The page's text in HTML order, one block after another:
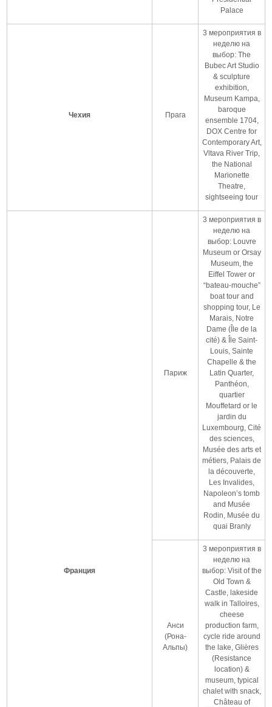
Palace
Чехия Прага
3 мероприятия в
неделю на
выбор: The
Bubec Art Studio
& sculpture
exhibition,
Museum Kampa,
baroque
ensemble 1704,
DOX Centre for
Contemporary Art,
Vltava River Trip,
the National
Marionette
Theatre,
sightseeing tour
Франция
Париж
3 мероприятия в
неделю на
выбор: Louvre
Museum or Orsay
Museum, the
Eiffel Tower or
“bateau-mouche”
boat tour and
shopping tour, Le
Marais, Notre
Dame (Île de la
cité) & Île Saint-
Louis, Sainte
Chapelle & the
Latin Quarter,
Panthéon,
quartier
Mouffetard or le
jardin du
Luxembourg, Cité
des sciences,
Musée des arts et
métiers, Palais de
la découverte,
Les Invalides,
Napoleon’s tomb
and Musée
Rodin, Musée du
quai Branly
Анси
(Рона-
Альпы)
3 мероприятия в
неделю на
выбор: Visit of the
Old Town &
Castle, lakeside
walk in Talloires,
cheese
production farm,
cycle ride around
the lake, Glières
(Resistance
location) &
museum, typical
chalet with snack,
Château of